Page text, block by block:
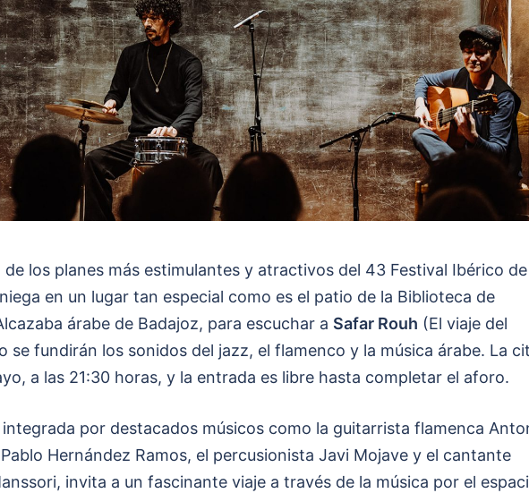
los planes más estimulantes y atractivos del 43 Festival Ibérico de
en un lugar tan especial como es el patio de la Biblioteca de
árabe de Badajoz, para escuchar a Safar Rouh (El viaje del
se fundirán los sonidos del jazz, el flamenco y la música árabe. La
a las 21:30 horas, y la entrada es libre hasta completar el aforo.
por destacados músicos como la guitarrista flamenca
Hernández Ramos, el percusionista Javi Mojave y el cantante
invita a un fascinante viaje a través de la música por el